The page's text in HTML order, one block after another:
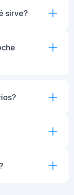
sirve?